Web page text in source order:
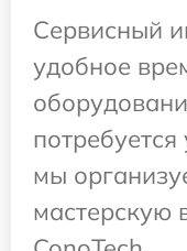
Сервисный
удобное
мы
мастерскую